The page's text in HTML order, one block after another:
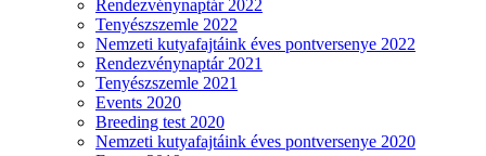
Rendezvénynaptár 2022
Tenyészszemle 2022
Nemzeti kutyafajtáink éves pontversenye 2022
Rendezvénynaptár 2021
Tenyészszemle 2021
Events 2020
Breeding test 2020
Nemzeti kutyafajtáink éves pontversenye 2020